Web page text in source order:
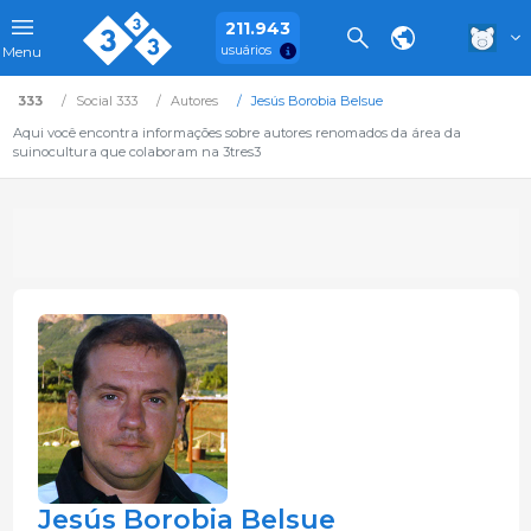
Menu
211.943
usuários
333 Social 333 Autores
Jesús Borobia Belsue
Aqui você encontra informações sobre autores renomados da área da
suinocultura que colaboram na 3tres3
Jesús Borobia Belsue